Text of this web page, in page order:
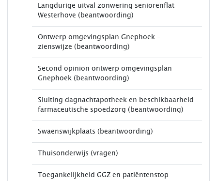
Langdurige uitval zonwering seniorenflat
Westerhove (beantwoording)
Ontwerp omgevingsplan Gnephoek -
zienswijze (beantwoording)
Second opinion ontwerp omgevingsplan
Gnephoek (beantwoording)
Sluiting dagnachtapotheek en beschikbaarheid
farmaceutische spoedzorg (beantwoording)
Swaenswijkplaats (beantwoording)
Thuisonderwijs (vragen)
Toegankelijkheid GGZ en patiëntenstop